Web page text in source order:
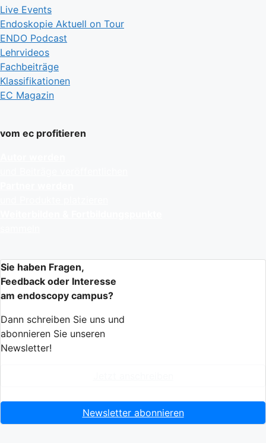
Live Events
Endoskopie Aktuell on Tour
ENDO Podcast
Lehrvideos
Fachbeiträge
Klassifikationen
EC Magazin
vom ec profitieren
Sie haben Fragen,
Feedback oder Interesse
am endoscopy campus?
Dann schreiben Sie uns und
abonnieren Sie unseren
Newsletter!
Newsletter abonnieren